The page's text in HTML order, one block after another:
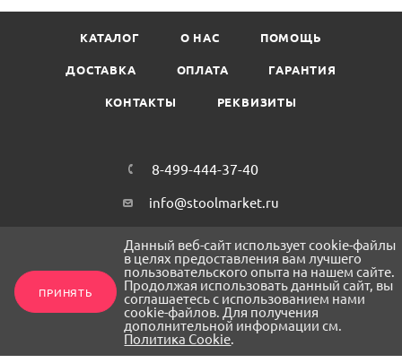
КАТАЛОГ О НАС ПОМОЩЬ
ДОСТАВКА ОПЛАТА ГАРАНТИЯ
КОНТАКТЫ РЕКВИЗИТЫ
8-499-444-37-40
info@stoolmarket.ru
1. Пункт выдачи DPD Верхняя, дом 12
2. Пункт выдачи DPD наб Октябрьская,
дом 104, корп. 30, стр. А
ПОДПИСАТЬСЯ НА РАССЫЛКУ
ПРИНЯТЬ
Данный веб-сайт использует cookie-файлы
в целях предоставления вам лучшего
пользовательского опыта на нашем сайте.
Продолжая использовать данный сайт, вы
соглашаетесь с использованием нами
cookie-файлов. Для получения
дополнительной информации см.
Политика Cookie.